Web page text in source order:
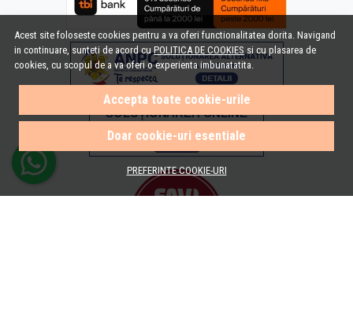
Acest site foloseste cookies pentru a va oferi functionalitatea dorita. Navigand
in continuare, sunteti de acord cuPOLITICA DE COOKIES si cu plasarea de
cookies, cu scopul de a va oferi o experienta imbunatatita.
Accepta toate cookie-urile
Doar cookie-uri esentiale
PREFERINTE COOKIE-URI